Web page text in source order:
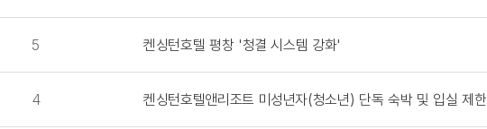
5 켄싱턴호텔 평창 '청결 시스템 강화'
4 켄싱턴호텔앤리조트 미성년자(청소년) 단독 숙박 및 입실 제한